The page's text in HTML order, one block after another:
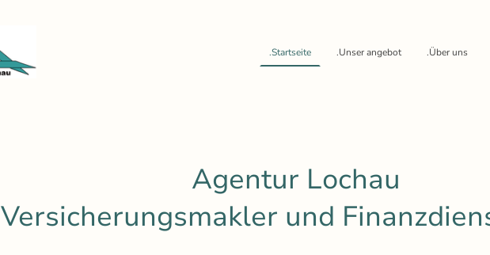
.Startseite .Unser angebot .Über uns
Agentur Lochau
Versicherungsmakler und